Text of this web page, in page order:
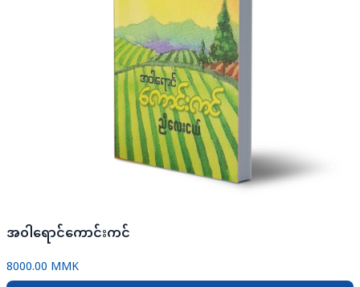
အဝါရောင်ကောင်းကင်
8000.00 MMK